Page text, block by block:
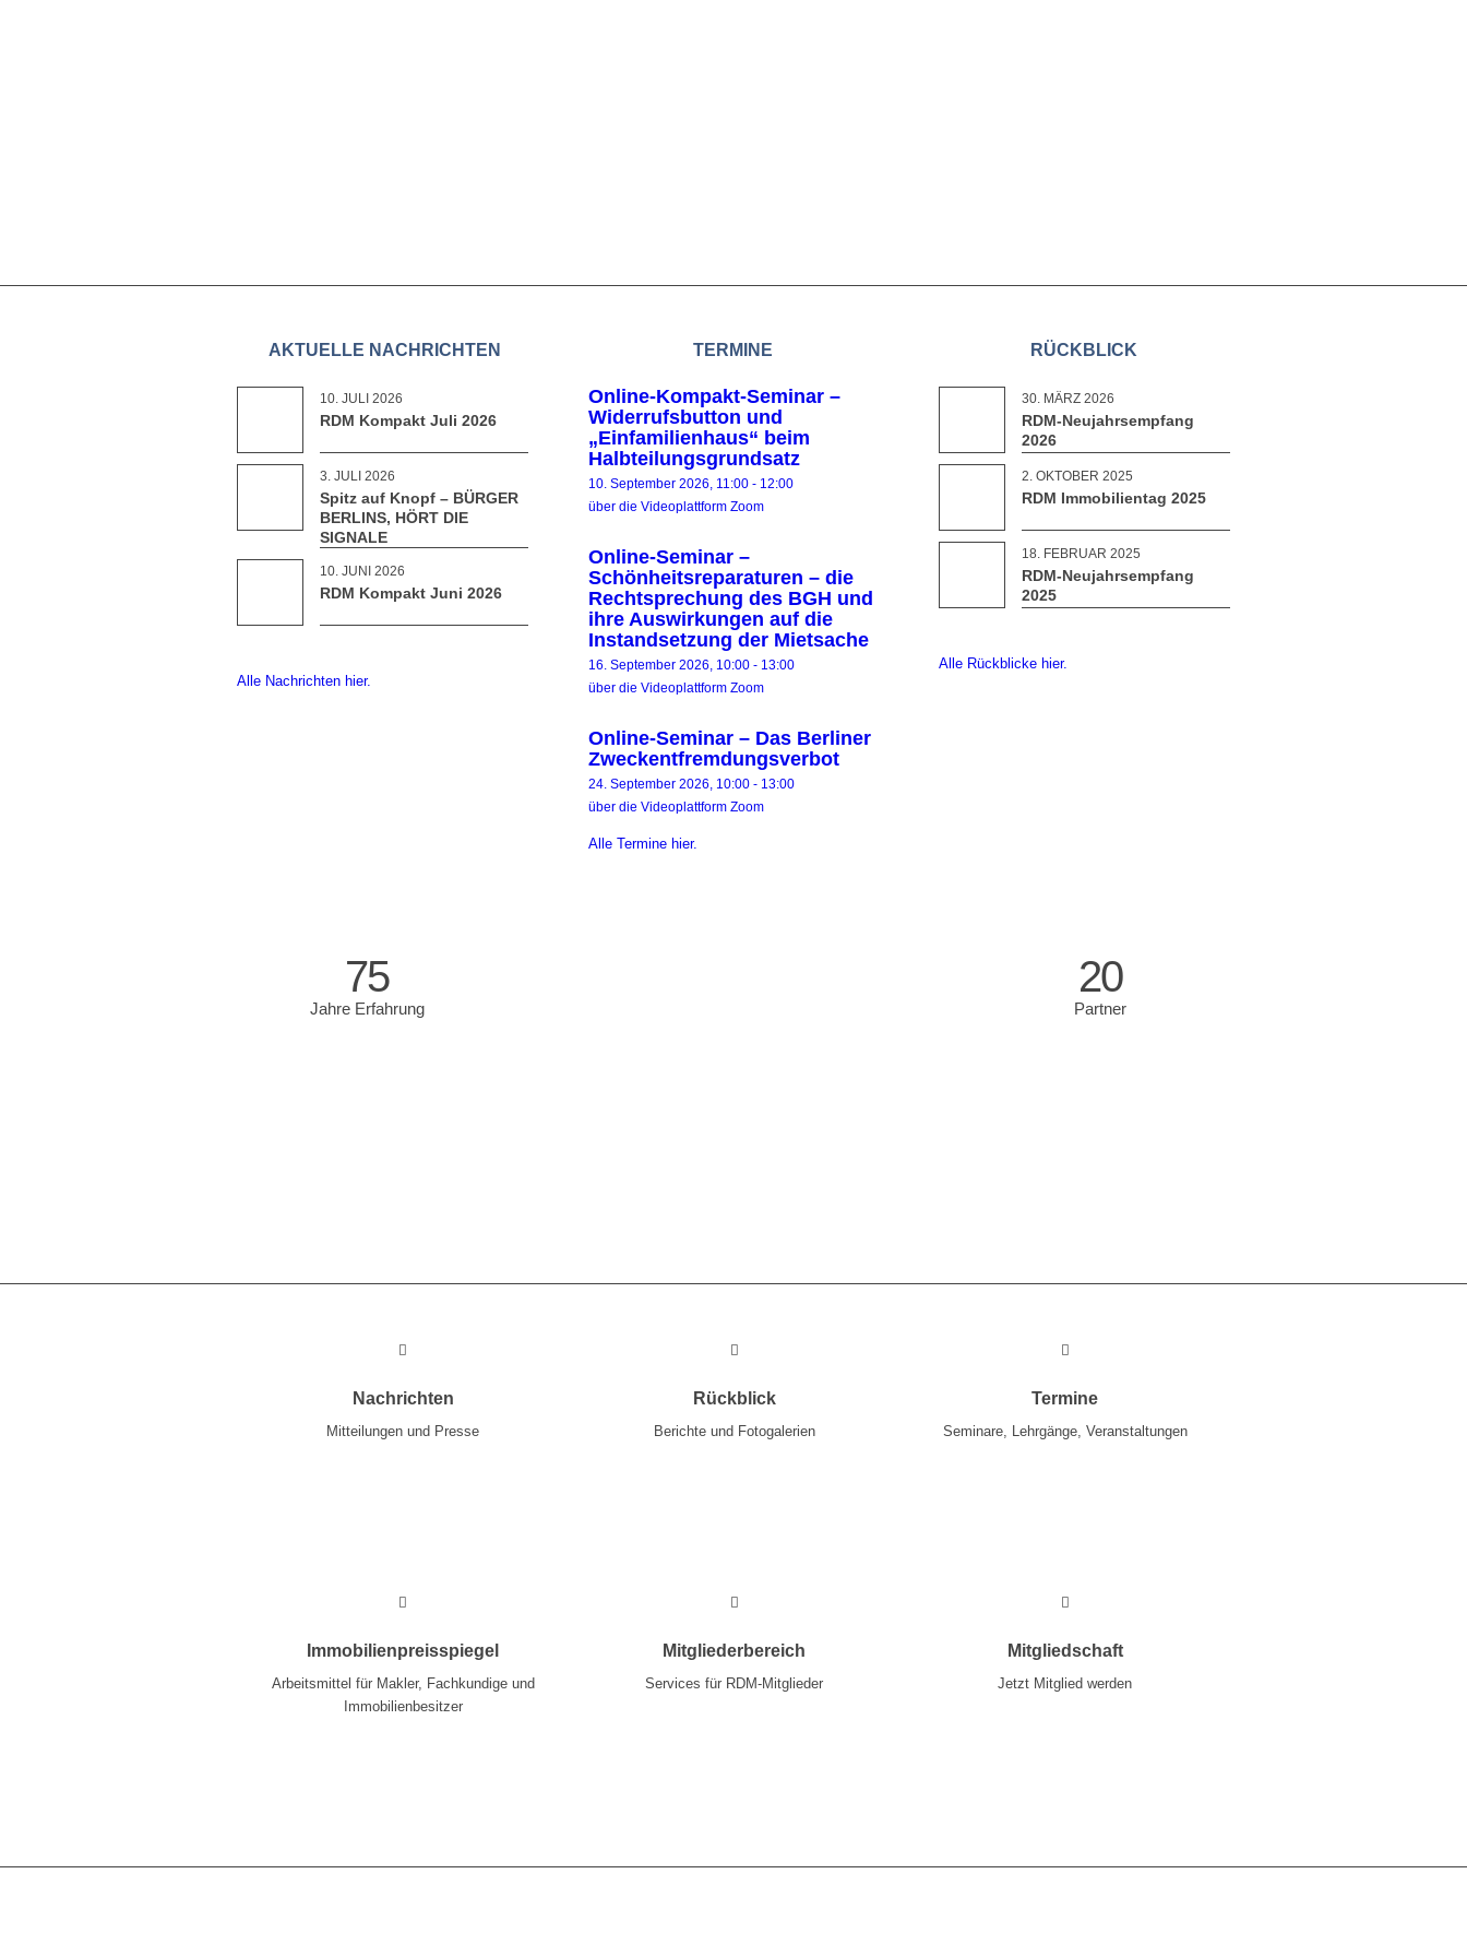
AKTUELLE NACHRICHTEN
10. JULI 2026
RDM Kompakt Juli 2026
3. JULI 2026
Spitz auf Knopf – BÜRGER
BERLINS, HÖRT DIE
SIGNALE
10. JUNI 2026
RDM Kompakt Juni 2026
Alle Nachrichten hier.
TERMINE
Online-Kompakt-Seminar –
Widerrufsbutton und
„Einfamilienhaus“ beim
Halbteilungsgrundsatz
10. September 2026, 11:00- 12:00
über die Videoplattform Zoom
Online-Seminar –
Schönheitsreparaturen – die
Rechtsprechung des BGH und
ihre Auswirkungen auf die
Instandsetzung der Mietsache
16. September 2026, 10:00- 13:00
über die Videoplattform Zoom
Online-Seminar – Das Berliner
Zweckentfremdungsverbot
24. September 2026, 10:00- 13:00
über die Videoplattform Zoom
Alle Termine hier.
RÜCKBLICK
30. MÄRZ 2026
RDM-Neujahrsempfang
2026
2. OKTOBER 2025
RDM Immobilientag 2025
18. FEBRUAR 2025
RDM-Neujahrsempfang
2025
Alle Rückblicke hier.
75
Jahre Erfahrung
20
Partner
Nachrichten
Mitteilungen und Presse
Rückblick
Berichte und Fotogalerien
Termine
Seminare, Lehrgänge, Veranstaltungen
Immobilienpreisspiegel
Arbeitsmittel für Makler, Fachkundige und
Immobilienbesitzer
Mitgliederbereich
Services für RDM-Mitglieder
Mitgliedschaft
Jetzt Mitglied werden